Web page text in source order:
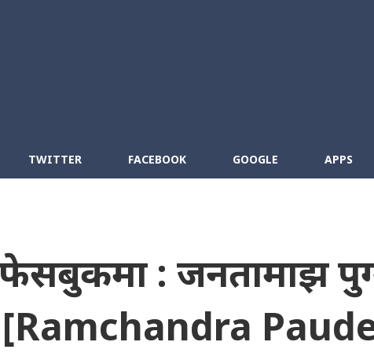
TWITTER FACEBOOK GOOGLE APPS
फेसबुकमा : जनतामाझ
[Ramchandra